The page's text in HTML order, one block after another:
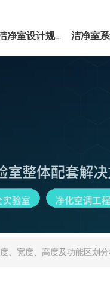
洁净室设计规范 洁净室
、宽度、高度及功能区划